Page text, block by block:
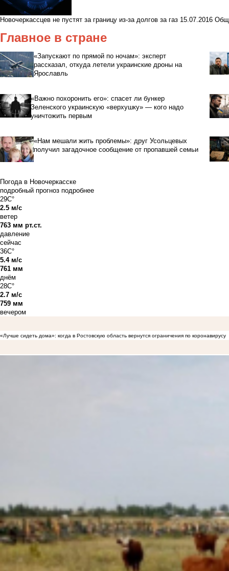
Новочеркассцев не пустят за границу из-за долгов за газ 15.07.2016
Главное в стране
«Запускают по прямой по ночам»: эксперт
рассказал, откуда летели украинские дроны на
Ярославль
«Важно похоронить его»: спасет ли бункер
Зеленского украинскую «верхушку» — кого надо
уничтожить первым
«Нам мешали жить проблемы»: друг Усольцевых
получил загадочное сообщение от пропавшей семьи
Погода в Новочеркасске
подробный прогноз подробнее
29C°
2.5 м/с
ветер
763 мм рт.ст.
давление
сейчас
36C°
5.4 м/с
761 мм
днём
28C°
2.7 м/с
759 мм
вечером
«Лучше сидеть дома»: когда в Ростовскую область вернутся ограничения по коронавирусу